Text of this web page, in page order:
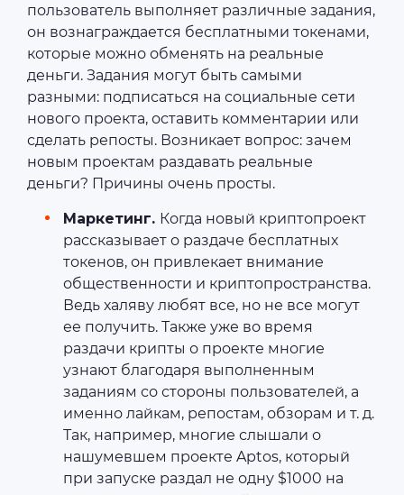
пользователь выполняет различные задания,
он вознаграждается бесплатными токенами,
которые можно обменять на реальные
деньги. Задания могут быть самыми
разными: подписаться на социальные сети
нового проекта, оставить комментарии или
сделать репосты. Возникает вопрос: зачем
новым проектам раздавать реальные
деньги? Причины очень просты.
Маркетинг. Когда новый криптопроект
рассказывает о раздаче бесплатных
токенов, он привлекает внимание
общественности и криптопространства.
Ведь халяву любят все, но не все могут
ее получить. Также уже во время
раздачи крипты о проекте многие
узнают благодаря выполненным
заданиям со стороны пользователей, а
именно лайкам, репостам, обзорам и т. д.
Так, например, многие слышали о
нашумевшем проекте Aptos, который
при запуске раздал не одну $1000 на